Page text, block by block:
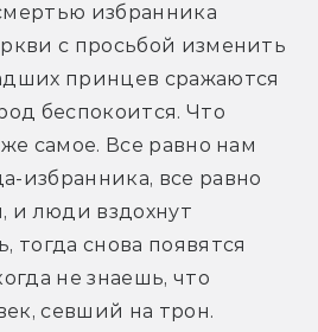
избранника
с просьбой изменить
принцев сражаются
беспокоится. Что
же самое. Все равно нам
избранника, все равно
и люди вздохнут
тогда снова появятся
не знаешь, что
севший на трон.